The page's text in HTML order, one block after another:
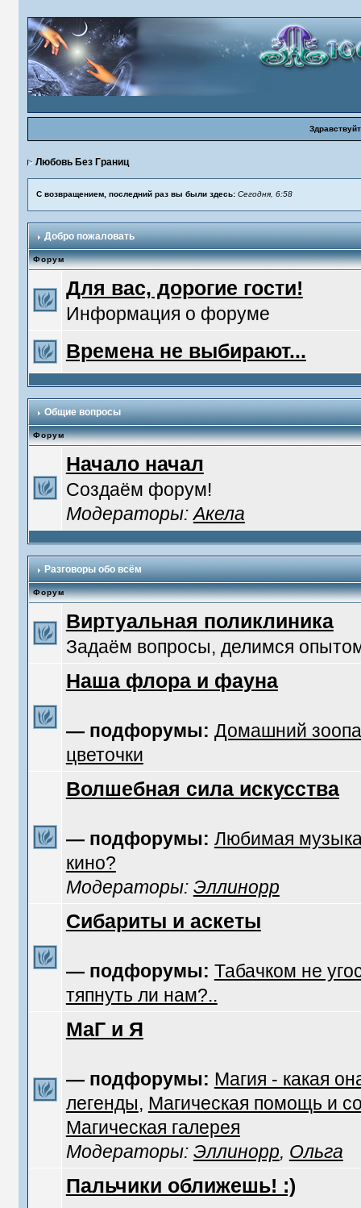
Любовь Без Границ
С возвращением, последний раз вы были здесь: Сегодня, 6:58
Добро пожаловать
Форум
Для вас, дорогие гости!
Информация о форуме
Времена не выбирают...
Общие вопросы
Форум
Начало начал
Создаём форум!
Модераторы:Акела
Разговоры обо всём
Форум
Виртуальная поликлиника
Задаём вопросы, делимся
Наша флора и фауна
— подфорумы: Домашний
цветочки
Волшебная сила искусства
— подфорумы: Любимая
кино?
Модераторы: Эллинорр
Сибариты и аскеты
— подфорумы: Табачком не
тяпнуть ли нам?..
МаГ и Я
— подфорумы: Магия - какая
легенды, Магическая помощь и
Магическая галерея
Модераторы: Эллинорр, Ольга
Пальчики оближешь! :)